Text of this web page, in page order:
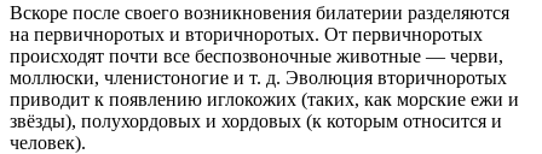
Вскоре после своего возникновения билатерии разделяются
на первичноротых и вторичноротых. От первичноротых
происходят почти все беспозвоночные животные — черви,
моллюски, членистоногие и т. д. Эволюция вторичноротых
приводит к появлению иглокожих (таких, как морские ежи и
звёзды), полухордовых и хордовых (к которым относится и
человек).